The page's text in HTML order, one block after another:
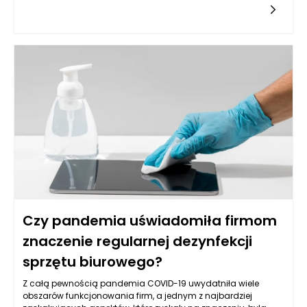
psychologiczne oraz techniki opracowane przez specjalistów,
przyjrzeć się, jakie metody i strategie mogą pomóc w lepszym
zarządzaniu czasem w przypadku ADHD.
Czy pandemia uświadomiła firmom
znaczenie regularnej dezynfekcji
sprzętu biurowego?
Z całą pewnością pandemia COVID-19 uwydatniła wiele
obszarów funkcjonowania firm, a jednym z najbardziej